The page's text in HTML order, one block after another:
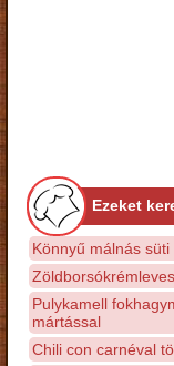
Ezeket
Könnyű málnás süti
Zöldborsókrémleves
Pulykamell
mártással
Chili con carnéval